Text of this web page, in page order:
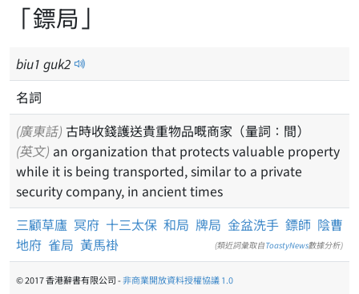
「鏢局」
biu1 guk2
名詞
(廣東話) 古時收錢護送貴重物品嘅商家（量詞：間）
(英文) an organization that protects valuable property
while it is being transported, similar to a private
security company, in ancient times
三顧草廬 冥府 十三太保 和局 牌局 金盆洗手 鏢師 陰曹
地府 雀局 黃馬褂 (類近詞彙取自ToastyNews數據分析)
© 2017 香港辭書有限公司 -非商業開放資料授權協議 1.0